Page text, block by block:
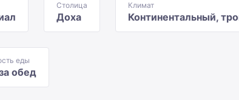
Столица
Доха
Климат
Континентальный,
еды
обед